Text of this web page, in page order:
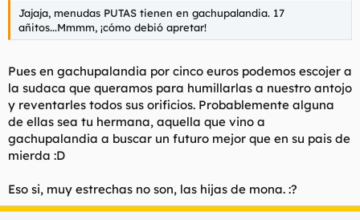
Jajaja, menudas PUTAS tienen en gachupalandia. 17
añitos...Mmmm, ¡cómo debió apretar!
Pues en gachupalandia por cinco euros podemos escojer a
la sudaca que queramos para humillarlas a nuestro antojo
y reventarles todos sus orificios. Probablemente alguna
de ellas sea tu hermana, aquella que vino a
gachupalandia a buscar un futuro mejor que en su pais de
mierda :D
Eso si, muy estrechas no son, las hijas de mona. :?